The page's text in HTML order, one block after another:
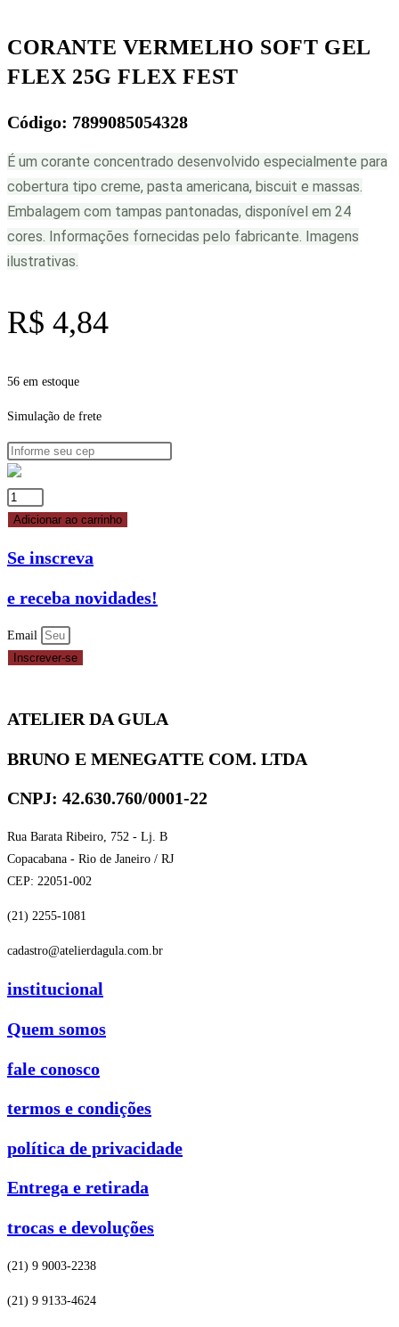
CORANTE VERMELHO SOFT GEL
FLEX 25G FLEX FEST
Código: 7899085054328
É um corante concentrado desenvolvido especialmente para
cobertura tipo creme, pasta americana, biscuit e massas.
Embalagem com tampas pantonadas, disponível em 24
cores. Informações fornecidas pelo fabricante. Imagens
ilustrativas.
R$ 4,84
56 em estoque
Simulação de frete
CORANTE
VERMELHO
GEL
25G
FLEX
FEST
Adicionar ao carrinho
Se inscreva
e receba novidades!
Email
Inscrever-se
ATELIER DA GULA
BRUNO E MENEGATTE COM. LTDA
CNPJ: 42.630.760/0001-22
Rua Barata Ribeiro, 752 - Lj. B
Copacabana - Rio de Janeiro / RJ
CEP: 22051-002
(21) 2255-1081
cadastro@atelierdagula.com.br
institucional
Quem somos
fale conosco
termos e condições
política de privacidade
Entrega e retirada
trocas e devoluções
(21) 9 9003-2238
(21) 9 9133-4624